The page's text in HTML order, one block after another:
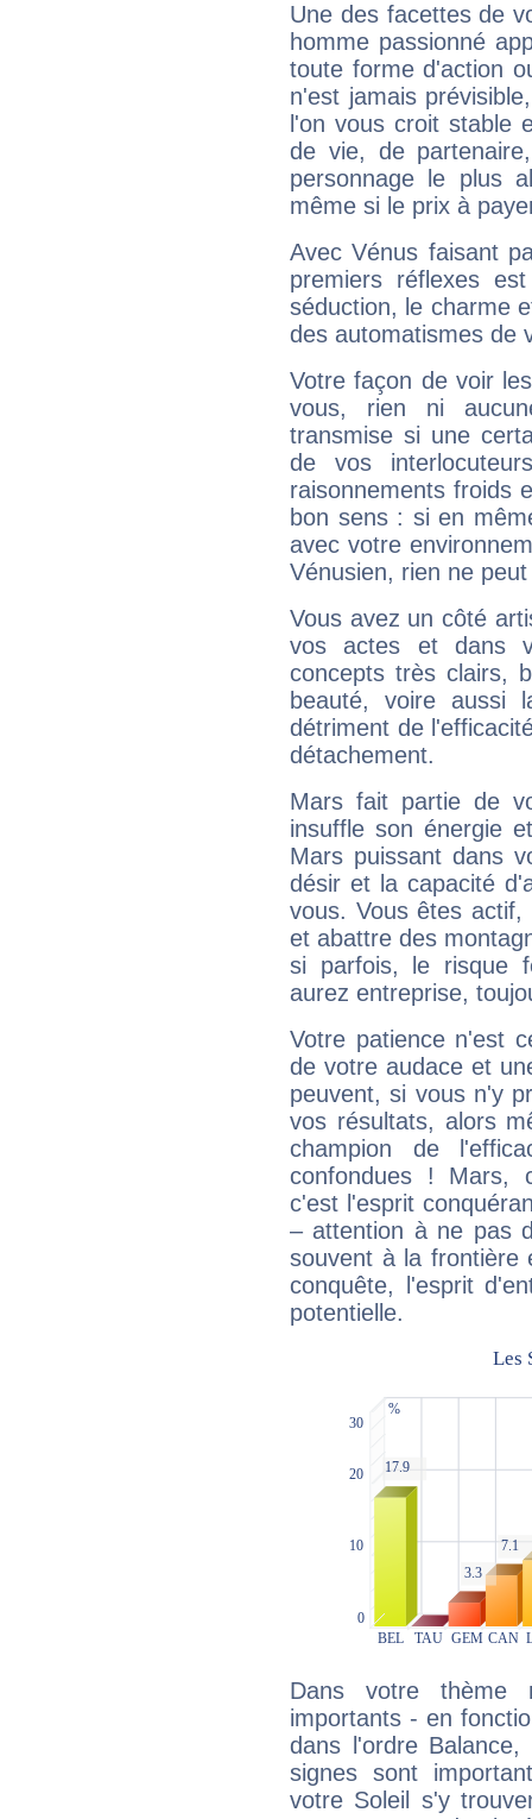
Une des facettes de
homme passionné
toute forme d'action
n'est jamais
l'on vous croit stable
de vie, de
personnage le plus
même si le prix à
Avec Vénus faisant
premiers réflexes
séduction, le charme
des automatismes de
Votre façon de voir
vous, rien ni
transmise si une
de vos
raisonnements froids
bon sens : si en
avec votre
Vénusien, rien ne
Vous avez un côté
vos actes et dans
concepts très clairs,
beauté, voire aussi
détriment de
détachement.
Mars fait partie de
insuffle son énergie
Mars puissant dans
désir et la capacité
vous. Vous êtes
et abattre des
si parfois, le risque
aurez entreprise,
Votre patience n'est
de votre audace et
peuvent, si vous n'y
vos résultats, alors
champion de
confondues ! Mars,
c'est l'esprit
– attention à ne pas
souvent à la frontière
conquête, l'esprit
potentielle.
Dans votre thème
importants - en
dans l'ordre
signes sont
votre Soleil s'y